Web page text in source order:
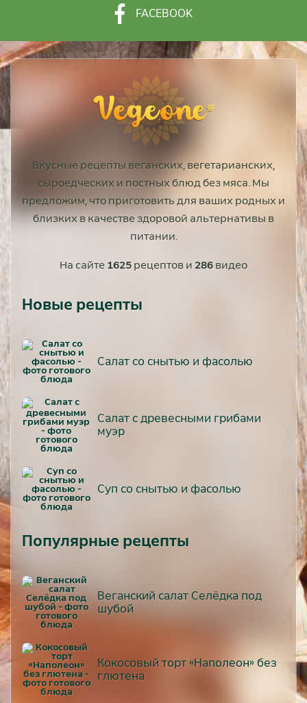
FACEBOOK
Вкусные рецепты веганских, вегетарианских,
сыроедческих и постных блюд без мяса. Мы
предложим, что приготовить для ваших родных и
близких в качестве здоровой альтернативы в
питании.
На сайте 1625 рецептов и 286 видео
Новые рецепты
Салат со снытью и фасолью
Салат с древесными грибами
муэр
Суп со снытью и фасолью
Популярные рецепты
Веганский салат Селёдка под
шубой
Кокосовый торт «Наполеон» без
глютена